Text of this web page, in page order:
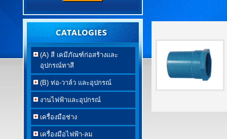
(A) สี เคมีภัณฑ์ก่อสร้างและ
อุปกรณ์ทาสี
(B) ท่อ-วาล์ว และอุปกรณ์
งานไฟฟ้าและอุปกรณ์
เครื่องมือช่าง
เครื่องมือไฟฟ้า-ลม